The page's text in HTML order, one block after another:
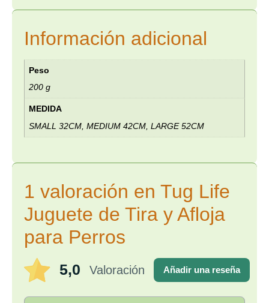
Información adicional
Peso
200 g
MEDIDA
SMALL 32CM, MEDIUM 42CM, LARGE 52CM
1 valoración en Tug Life
Juguete de Tira y Afloja
para Perros
5,0 Valoración Añadir una reseña